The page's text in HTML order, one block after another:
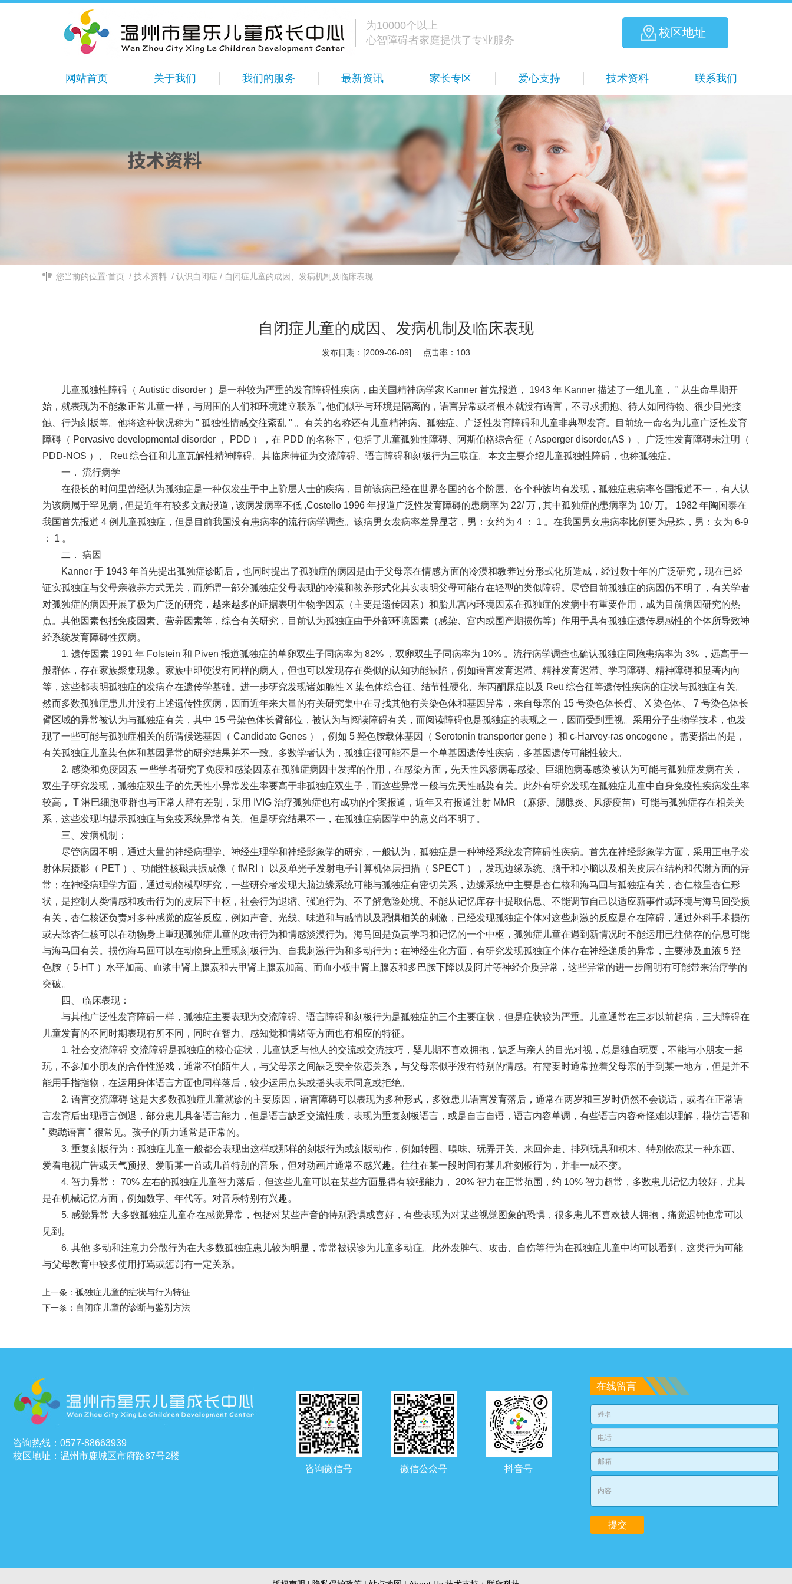
为10000个以上
心智障碍者家庭提供了专业服务
校区地址
网站首页 关于我们 我们的服务 最新资讯 家长专区 爱心支持 技术资料 联系我们
您当前的位置:首页 / 技术资料 / 认识自闭症 / 自闭症儿童的成因、发病机制及临床表现
自闭症儿童的成因、发病机制及临床表现
发布日期：[2009-06-09] 点击率： 103
儿童孤独性障碍（ Autistic disorder ）是一种较为严重的发育障碍性疾病，由美国精神病学家 Kanner 首先报道， 1943 年 Kanner 描述了一组儿童， " 从生命早期开
始，就表现为不能象正常儿童一样，与周围的人们和环境建立联系 ", 他们似乎与环境是隔离的，语言异常或者根本就没有语言，不寻求拥抱、待人如同待物、很少目光接
触、行为刻板等。他将这种状况称为 " 孤独性情感交往紊乱 " 。有关的名称还有儿童精神病、孤独症、广泛性发育障碍和儿童非典型发育。目前统一命名为儿童广泛性发育
障碍（ Pervasive developmental disorder ， PDD ），在 PDD 的名称下，包括了儿童孤独性障碍、阿斯伯格综合征（ Asperger disorder,AS ）、广泛性发育障碍未注明（
PDD-NOS ）、 Rett 综合征和儿童瓦解性精神障碍。其临床特征为交流障碍、语言障碍和刻板行为三联症。本文主要介绍儿童孤独性障碍，也称孤独症。
一． 流行病学
在很长的时间里曾经认为孤独症是一种仅发生于中上阶层人士的疾病，目前该病已经在世界各国的各个阶层、各个种族均有发现，孤独症患病率各国报道不一，有人认
为该病属于罕见病 , 但是近年有较多文献报道 , 该病发病率不低 ,Costello 1996 年报道广泛性发育障碍的患病率为 22/ 万 , 其中孤独症的患病率为 10/ 万。 1982 年陶国泰在
我国首先报道 4 例儿童孤独症，但是目前我国没有患病率的流行病学调查。该病男女发病率差异显著，男：女约为 4 ： 1 。在我国男女患病率比例更为悬殊，男：女为 6-9
： 1 。
二． 病因
Kanner 于 1943 年首先提出孤独症诊断后，也同时提出了孤独症的病因是由于父母亲在情感方面的冷漠和教养过分形式化所造成，经过数十年的广泛研究，现在已经
证实孤独症与父母亲教养方式无关，而所谓一部分孤独症父母表现的冷漠和教养形式化其实表明父母可能存在轻型的类似障碍。尽管目前孤独症的病因仍不明了，有关学者
对孤独症的病因开展了极为广泛的研究，越来越多的证据表明生物学因素（主要是遗传因素）和胎儿宫内环境因素在孤独症的发病中有重要作用，成为目前病因研究的热
点。其他因素包括免疫因素、营养因素等，综合有关研究，目前认为孤独症由于外部环境因素（感染、宫内或围产期损伤等）作用于具有孤独症遗传易感性的个体所导致神
经系统发育障碍性疾病。
1. 遗传因素 1991 年 Folstein 和 Piven 报道孤独症的单卵双生子同病率为 82% ，双卵双生子同病率为 10% 。流行病学调查也确认孤独症同胞患病率为 3% ，远高于一
般群体，存在家族聚集现象。家族中即使没有同样的病人，但也可以发现存在类似的认知功能缺陷，例如语言发育迟滞、精神发育迟滞、学习障碍、精神障碍和显著内向
等，这些都表明孤独症的发病存在遗传学基础。进一步研究发现诸如脆性 X 染色体综合征、结节性硬化、苯丙酮尿症以及 Rett 综合征等遗传性疾病的症状与孤独症有关。
然而多数孤独症患儿并没有上述遗传性疾病，因而近年来大量的有关研究集中在寻找其他有关染色体和基因异常，来自母亲的 15 号染色体长臂、 X 染色体、 7 号染色体长
臂区域的异常被认为与孤独症有关，其中 15 号染色体长臂部位，被认为与阅读障碍有关，而阅读障碍也是孤独症的表现之一，因而受到重视。采用分子生物学技术，也发
现了一些可能与孤独症相关的所谓候选基因（ Candidate Genes ），例如 5 羟色胺载体基因（ Serotonin transporter gene ）和 c-Harvey-ras oncogene 。需要指出的是，
有关孤独症儿童染色体和基因异常的研究结果并不一致。多数学者认为，孤独症很可能不是一个单基因遗传性疾病，多基因遗传可能性较大。
2. 感染和免疫因素 一些学者研究了免疫和感染因素在孤独症病因中发挥的作用，在感染方面，先天性风疹病毒感染、巨细胞病毒感染被认为可能与孤独症发病有关，
双生子研究发现，孤独症双生子的先天性小异常发生率要高于非孤独症双生子，而这些异常一般与先天性感染有关。此外有研究发现在孤独症儿童中自身免疫性疾病发生率
较高， T 淋巴细胞亚群也与正常人群有差别，采用 IVIG 治疗孤独症也有成功的个案报道，近年又有报道注射 MMR （麻疹、腮腺炎、风疹疫苗）可能与孤独症存在相关关
系，这些发现均提示孤独症与免疫系统异常有关。但是研究结果不一，在孤独症病因学中的意义尚不明了。
三、发病机制：
尽管病因不明，通过大量的神经病理学、神经生理学和神经影象学的研究，一般认为，孤独症是一种神经系统发育障碍性疾病。首先在神经影象学方面，采用正电子发
射体层摄影（ PET ）、功能性核磁共振成像（ fMRI ）以及单光子发射电子计算机体层扫描（ SPECT ），发现边缘系统、脑干和小脑以及相关皮层在结构和代谢方面的异
常；在神经病理学方面，通过动物模型研究，一些研究者发现大脑边缘系统可能与孤独症有密切关系，边缘系统中主要是杏仁核和海马回与孤独症有关，杏仁核呈杏仁形
状，是控制人类情感和攻击行为的皮层下中枢，社会行为退缩、强迫行为、不了解危险处境、不能从记忆库存中提取信息、不能调节自己以适应新事件或环境与海马回受损
有关，杏仁核还负责对多种感觉的应答反应，例如声音、光线、味道和与感情以及恐惧相关的刺激，已经发现孤独症个体对这些刺激的反应是存在障碍，通过外科手术损伤
或去除杏仁核可以在动物身上重现孤独症儿童的攻击行为和情感淡漠行为。海马回是负责学习和记忆的一个中枢，孤独症儿童在遇到新情况时不能运用已往储存的信息可能
与海马回有关。损伤海马回可以在动物身上重现刻板行为、自我刺激行为和多动行为；在神经生化方面，有研究发现孤独症个体存在神经递质的异常，主要涉及血液 5 羟
色胺（ 5-HT ）水平加高、血浆中肾上腺素和去甲肾上腺素加高、而血小板中肾上腺素和多巴胺下降以及阿片等神经介质异常，这些异常的进一步阐明有可能带来治疗学的
突破。
四、 临床表现：
与其他广泛性发育障碍一样，孤独症主要表现为交流障碍、语言障碍和刻板行为是孤独症的三个主要症状，但是症状较为严重。儿童通常在三岁以前起病，三大障碍在
儿童发育的不同时期表现有所不同，同时在智力、感知觉和情绪等方面也有相应的特征。
1. 社会交流障碍 交流障碍是孤独症的核心症状，儿童缺乏与他人的交流或交流技巧，婴儿期不喜欢拥抱，缺乏与亲人的目光对视，总是独自玩耍，不能与小朋友一起
玩，不参加小朋友的合作性游戏，通常不怕陌生人，与父母亲之间缺乏安全依恋关系，与父母亲似乎没有特别的情感。有需要时通常拉着父母亲的手到某一地方，但是并不
能用手指指物，在运用身体语言方面也同样落后，较少运用点头或摇头表示同意或拒绝。
2. 语言交流障碍 这是大多数孤独症儿童就诊的主要原因，语言障碍可以表现为多种形式，多数患儿语言发育落后，通常在两岁和三岁时仍然不会说话，或者在正常语
言发育后出现语言倒退，部分患儿具备语言能力，但是语言缺乏交流性质，表现为重复刻板语言，或是自言自语，语言内容单调，有些语言内容奇怪难以理解，模仿言语和
" 鹦鹉语言 " 很常见。孩子的听力通常是正常的。
3. 重复刻板行为：孤独症儿童一般都会表现出这样或那样的刻板行为或刻板动作，例如转圈、嗅味、玩弄开关、来回奔走、排列玩具和积木、特别依恋某一种东西、
爱看电视广告或天气预报、爱听某一首或几首特别的音乐，但对动画片通常不感兴趣。往往在某一段时间有某几种刻板行为，并非一成不变。
4. 智力异常： 70% 左右的孤独症儿童智力落后，但这些儿童可以在某些方面显得有较强能力， 20% 智力在正常范围，约 10% 智力超常，多数患儿记忆力较好，尤其
是在机械记忆方面，例如数字、年代等。对音乐特别有兴趣。
5. 感觉异常 大多数孤独症儿童存在感觉异常，包括对某些声音的特别恐惧或喜好，有些表现为对某些视觉图象的恐惧，很多患儿不喜欢被人拥抱，痛觉迟钝也常可以
见到。
6. 其他 多动和注意力分散行为在大多数孤独症患儿较为明显，常常被误诊为儿童多动症。此外发脾气、攻击、自伤等行为在孤独症儿童中均可以看到，这类行为可能
与父母教育中较多使用打骂或惩罚有一定关系。
上一条： 孤独症儿童的症状与行为特征
下一条： 自闭症儿童的诊断与鉴别方法
咨询热线：0577-88663939
校区地址：温州市鹿城区市府路87号2楼
咨询微信号
微信公众号 抖音号
在线留言